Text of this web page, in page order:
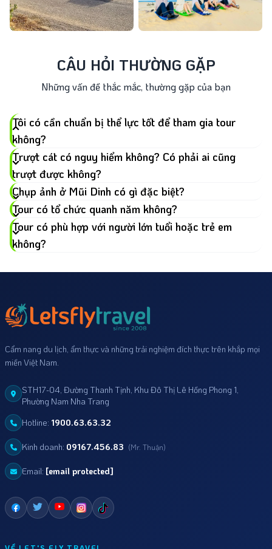
CÂU HỎI THƯỜNG GẶP
Những vấn đề thắc mắc, thường gặp của bạn
Tôi có cần chuẩn bị thể lực tốt để tham gia tour
không?
Không cần phải có thể lực quá tốt để tham gia tour Mũi
Dinh 1 ngày. Tuy có một số hoạt động như leo đồi cát,
trượt cát hay trải nghiệm xe địa hình, nhưng bạn hoàn
toàn có thể chọn mức độ tham gia tùy theo sức khỏe.
Tour còn có những khoảng nghỉ lý tưởng tại khu
camping, nơi bạn có thể thư giãn, tận hưởng gió biển
và thưởng thức nước dừa mát lành.
Trượt cát có nguy hiểm không? Có phải ai cũng
trượt được không?
Chụp ảnh ở Mũi Dinh có gì đặc biệt?
Tour có tổ chức quanh năm không?
Tour có phù hợp với người lớn tuổi hoặc trẻ em
không?
Cẩm nang du lịch, ẩm thực và những trải nghiệm đích thực trên khắp mọi
miền Việt Nam.
STH17-04, Đường Thanh Tịnh, Khu Đô Thị Lê Hồng Phong 1,
Phường Nam Nha Trang
Hotline: 1900.63.63.32
Kinh doanh: 09167.456.83 (Mr. Thuận)
Email: [email protected]